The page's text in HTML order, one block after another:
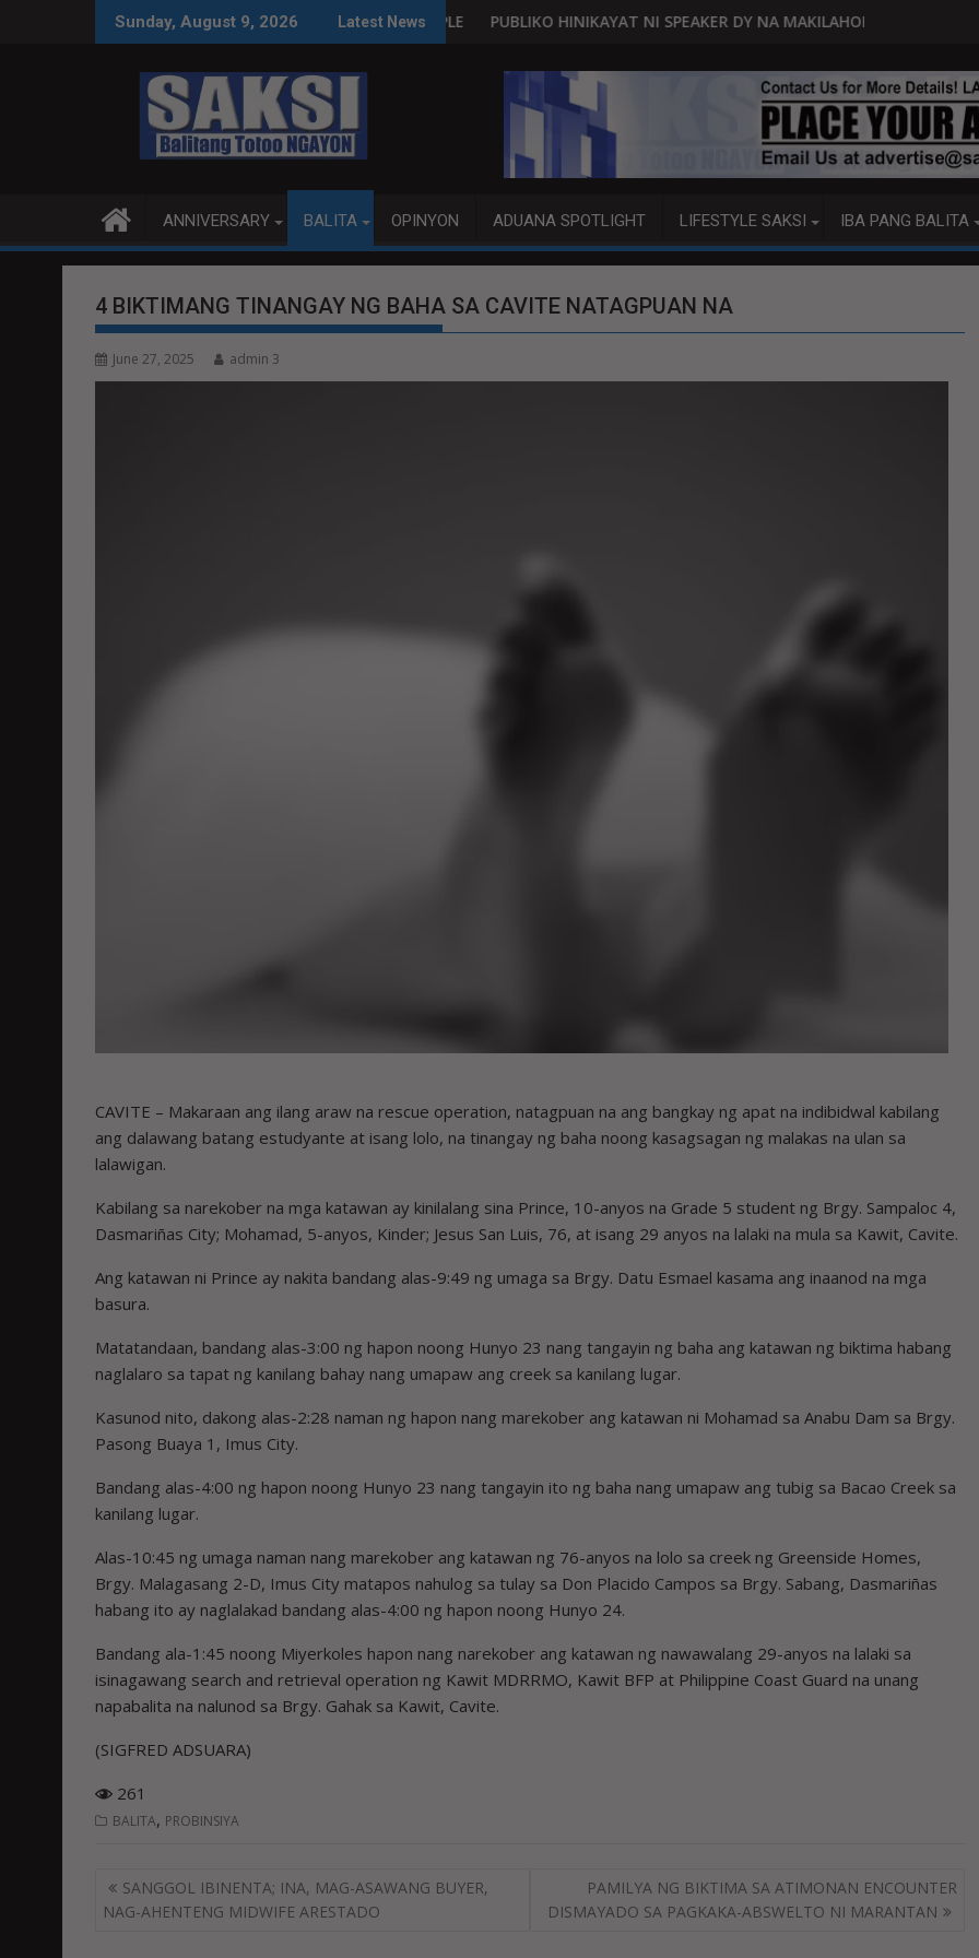
Sunday, August 9, 2026 Latest News
SA WPS O MAGBITIW
SA KONGRESO NA SUSPENDIHIN IMPLEMENTASYON NG RPVARAPUBLIKO HINIKAYAT NI SPEAKER DY NA MAKILAHOK SA PAGBUO NG MGA BATAS
MALACAÑANG PINAAARAL
ANNIVERSARY BALITA OPINYON ADUANA SPOTLIGHT LIFESTYLE SAKSI IBA PANG BALITA
4 BIKTIMANG TINANGAY NG BAHA SA CAVITE NATAGPUAN NA
June 27, 2025 admin 3
CAVITE – Makaraan ang ilang araw na rescue operation, natagpuan na ang bangkay ng apat na indibidwal kabilang
ang dalawang batang estudyante at isang lolo, na tinangay ng baha noong kasagsagan ng malakas na ulan sa
lalawigan.
Kabilang sa narekober na mga katawan ay kinilalang sina Prince, 10-anyos na Grade 5 student ng Brgy. Sampaloc 4,
Dasmariñas City; Mohamad, 5-anyos, Kinder; Jesus San Luis, 76, at isang 29 anyos na lalaki na mula sa Kawit, Cavite.
Ang katawan ni Prince ay nakita bandang alas-9:49 ng umaga sa Brgy. Datu Esmael kasama ang inaanod na mga
basura.
Matatandaan, bandang alas-3:00 ng hapon noong Hunyo 23 nang tangayin ng baha ang katawan ng biktima habang
naglalaro sa tapat ng kanilang bahay nang umapaw ang creek sa kanilang lugar.
Kasunod nito, dakong alas-2:28 naman ng hapon nang marekober ang katawan ni Mohamad sa Anabu Dam sa Brgy.
Pasong Buaya 1, Imus City.
Bandang alas-4:00 ng hapon noong Hunyo 23 nang tangayin ito ng baha nang umapaw ang tubig sa Bacao Creek sa
kanilang lugar.
Alas-10:45 ng umaga naman nang marekober ang katawan ng 76-anyos na lolo sa creek ng Greenside Homes,
Brgy. Malagasang 2-D, Imus City matapos nahulog sa tulay sa Don Placido Campos sa Brgy. Sabang, Dasmariñas
habang ito ay naglalakad bandang alas-4:00 ng hapon noong Hunyo 24.
Bandang ala-1:45 noong Miyerkoles hapon nang narekober ang katawan ng nawawalang 29-anyos na lalaki sa
isinagawang search and retrieval operation ng Kawit MDRRMO, Kawit BFP at Philippine Coast Guard na unang
napabalita na nalunod sa Brgy. Gahak sa Kawit, Cavite.
(SIGFRED ADSUARA)
261
BALITA, PROBINSIYA
Post
navigation
SANGGOL IBINENTA; INA, MAG-ASAWANG BUYER,
NAG-AHENTENG MIDWIFE ARESTADO
PAMILYA NG BIKTIMA SA ATIMONAN ENCOUNTER
DISMAYADO SA PAGKAKA-ABSWELTO NI MARANTAN